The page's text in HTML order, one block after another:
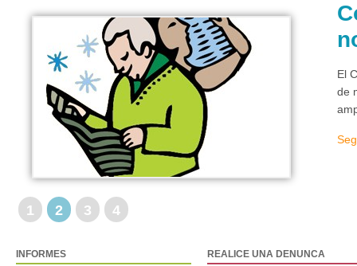
El
de
1 2 3 4
INFORMES REALICE UNA DENUNCA